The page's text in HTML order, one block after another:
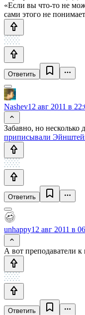
«Если вы что-то не
сами этого не
Ответить
Nashev12 авг 2011 в
Забавно, но несколько
приписывали
Ответить
unhappy12 авг 2011 в
А вот преподаватели
Ответить